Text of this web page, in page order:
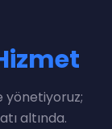
yönetiyoruz;
altında.